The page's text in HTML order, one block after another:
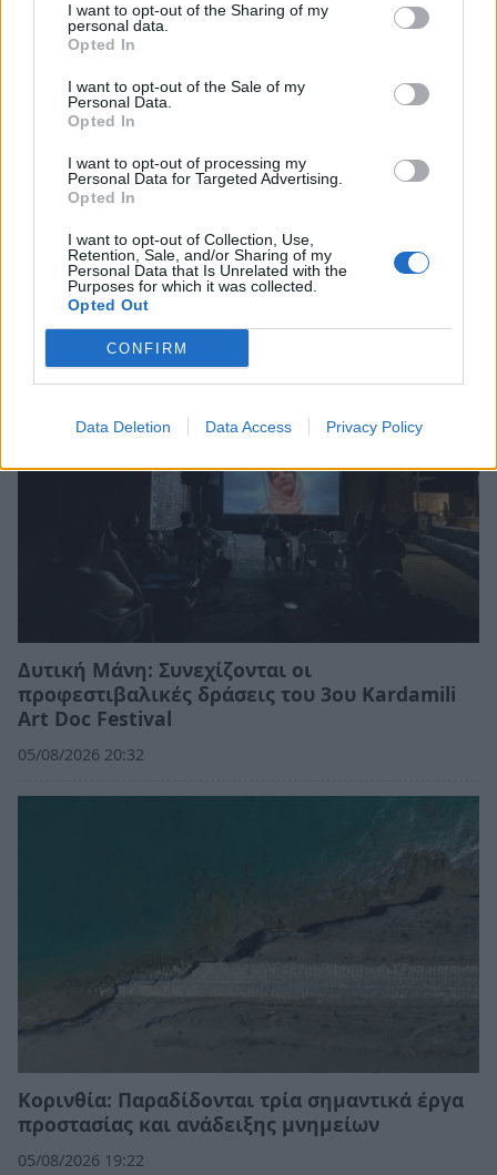
I want to opt-out of the Sharing of my
personal data.
Opted In
I want to opt-out of the Sale of my
Personal Data.
Opted In
I want to opt-out of processing my
Personal Data for Targeted Advertising.
Opted In
I want to opt-out of Collection, Use,
Retention, Sale, and/or Sharing of my
Personal Data that Is Unrelated with the
Purposes for which it was collected.
Opted Out
CONFIRM
Data Deletion Data Access Privacy Policy
Σχετικά Άρθρα
Δυτική Μάνη: Συνεχίζονται οι
προφεστιβαλικές δράσεις του 3ου Kardamili
Art Doc Festival
05/08/2026 20:32
Κορινθία: Παραδίδονται τρία σημαντικά έργα
προστασίας και ανάδειξης μνημείων
05/08/2026 19:22